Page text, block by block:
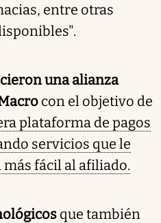
entre otras
una alianza
con el objetivo de
plataforma de pagos
servicios que le
fácil al afiliado.
que también